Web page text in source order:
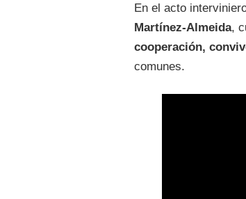
En el acto
Martínez-Almeida,
cooperación,
comunes.